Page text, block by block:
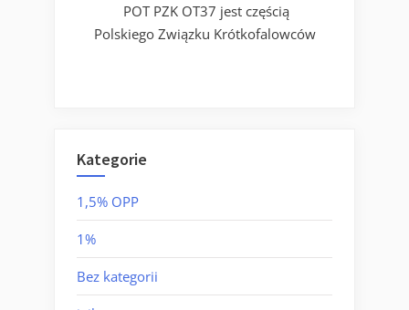
POT PZK OT37 jest częścią
Polskiego Związku Krótkofalowców
Kategorie
1,5% OPP
1%
Bez kategorii